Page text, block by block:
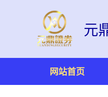
元
网站首页